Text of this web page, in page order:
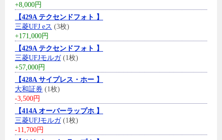
+8,000円
【429A テクセンドフォト 】
三菱UFJ eス (3枚)
+171,000円
【429A テクセンドフォト 】
三菱UFJモルガ(1枚)
+57,000円
【428A サイプレス・ホー 】
大和証券 (1枚)
-3,500円
【414A オーバーラップホ 】
三菱UFJモルガ(1枚)
-11,700円